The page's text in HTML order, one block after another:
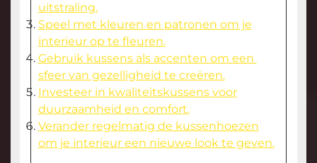
uitstraling.
Speel met kleuren en patronen om je
interieur op te fleuren.
Gebruik kussens als accenten om een ​​
sfeer van gezelligheid te creëren.
Investeer in kwaliteitskussens voor
duurzaamheid en comfort.
Verander regelmatig de kussenhoezen
om je interieur een nieuwe look te geven.